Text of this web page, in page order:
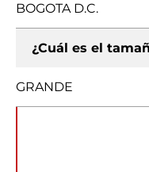
BOGOTA D.C.
¿Cuál es el
GRANDE